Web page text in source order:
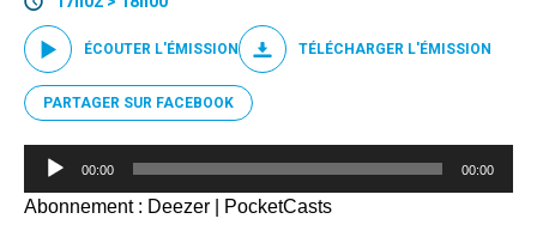
ÉCOUTER L'ÉMISSION TÉLÉCHARGER L'ÉMISSION
PARTAGER SUR FACEBOOK
Lecteur
00:00 00:00
Abonnement : Deezer PocketCasts